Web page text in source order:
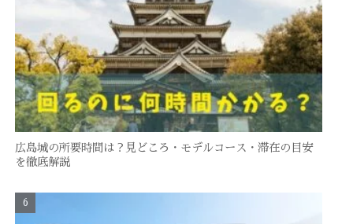
広島城の所要時間は？見どころ・モデルコース・滞在の目安
を徹底解説